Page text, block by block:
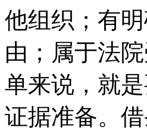
他组织；有
由；属于法
单来说，就
证据准备。